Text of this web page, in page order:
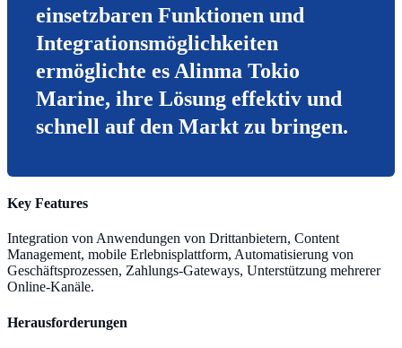
einsetzbaren Funktionen und
Integrationsmöglichkeiten
ermöglichte es Alinma Tokio
Marine, ihre Lösung effektiv und
schnell auf den Markt zu bringen.
Key Features
Integration von Anwendungen von Drittanbietern, Content
Management, mobile Erlebnisplattform, Automatisierung von
Geschäftsprozessen, Zahlungs-Gateways, Unterstützung mehrerer
Online-Kanäle.
Herausforderungen